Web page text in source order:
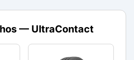
— UltraContact